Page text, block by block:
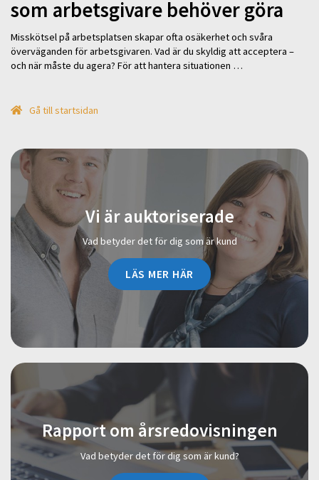
som arbetsgivare behöver göra
Misskötsel på arbetsplatsen skapar ofta osäkerhet och svåra
överväganden för arbetsgivaren. Vad är du skyldig att acceptera –
och när måste du agera? För att hantera situationen …
Gå till startsidan
Vi är auktoriserade
Vad betyder det för dig som är kund
LÄS MER HÄR
Rapport om årsredovisningen
Vad betyder det för dig som är kund?